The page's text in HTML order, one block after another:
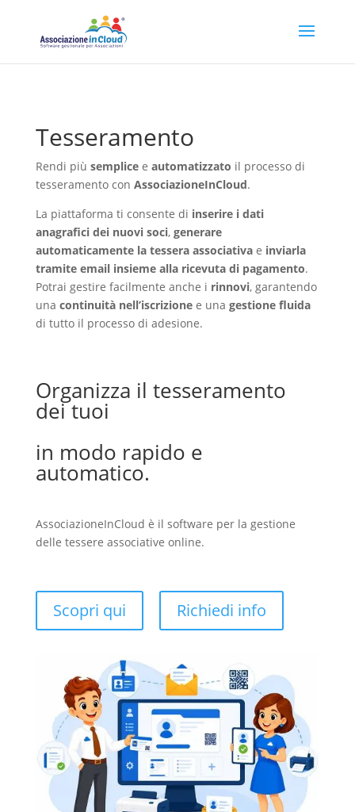
Tesseramento
Rendi più semplicee automatizzato il processo di
tesseramento con AssociazioneInCloud.
La piattaforma ti consente di inserire i dati
anagrafici dei nuovi soci, generare
automaticamente la tessera associativae inviarla
tramite email insieme alla ricevuta di pagamento.
Potrai gestire facilmente anche i rinnovi, garantendo
una continuità nell’iscrizionee una gestione fluida
di tutto il processo di adesione.
Organizza il tesseramento
dei tuoi
in modo rapido e
automatico.
AssociazioneInCloud è il software per la gestione
delle tessere associative online.
Scopri qui Richiedi info